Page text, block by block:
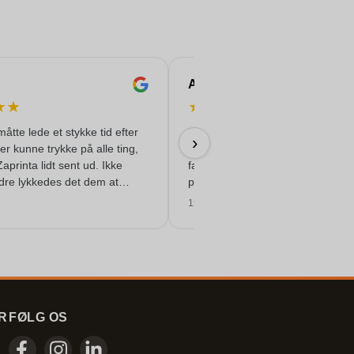
★
lede et stykke tid efter
kunne trykke på alle ting,
lidt sent ud. Ikke
lykkedes det dem at
Andrea
★
De trykte rustfri stålflasker, model
'Felix', til vores konference ser
fantastiske ud. Alt gik perfekt og
problemfrit.
15/06/2026
›
FØLG OS